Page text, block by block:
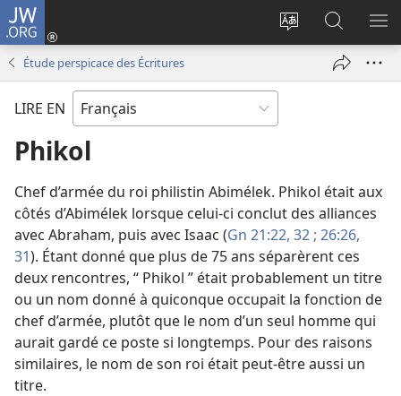
JW.ORG
Changer
langue
Se
connecter
nouvelle
sur
JW.ORG
Étude perspicace des Écritures
LIRE EN
Phikol
Chef d’armée du roi philistin Abimélek. Phikol était aux
côtés d’Abimélek lorsque celui-ci conclut des alliances
avec Abraham, puis avec Isaac (Gn 21:22, 32 ; 26:26,
31). Étant donné que plus de 75 ans séparèrent ces
deux rencontres, “ Phikol ” était probablement un titre
ou un nom donné à quiconque occupait la fonction de
chef d’armée, plutôt que le nom d’un seul homme qui
aurait gardé ce poste si longtemps. Pour des raisons
similaires, le nom de son roi était peut-être aussi un
titre.